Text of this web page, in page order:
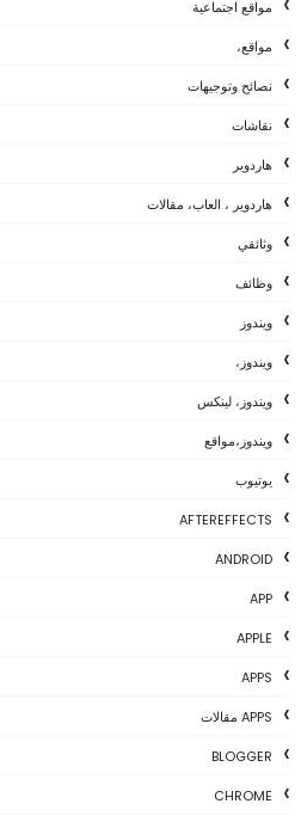
مواقع اجتماعية
مواقع،
نصائح وتوجيهات
نقاشات
هاردوير
هاردوير ، العاب، مقالات
وثائقي
وظائف
ويندوز
ويندوز،
ويندوز، لينكس
ويندوز،مواقع
يوتيوب
AFTEREFFECTS
ANDROID
APP
APPLE
APPS
APPS مقالات
BLOGGER
CHROME